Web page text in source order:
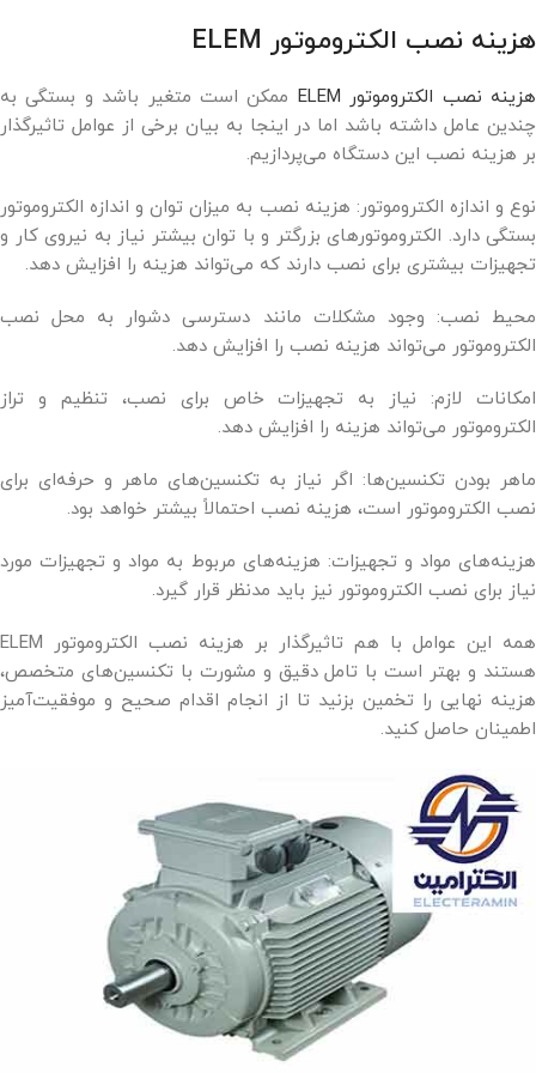
هزینه نصب الکتروموتور ELEM
هزینه نصب الکتروموتور ELEM
ممکن است متغیر باشد و بستگی به
چندین عامل داشته باشد اما در اینجا به بیان برخی از عوامل تاثیرگذار
بر هزینه نصب این دستگاه می‌پردازیم.
نوع و اندازه الکتروموتور: هزینه نصب به میزان توان و اندازه الکتروموتور
بستگی دارد. الکتروموتورهای بزرگتر و با توان بیشتر نیاز به نیروی کار و
تجهیزات بیشتری برای نصب دارند که می‌تواند هزینه را افزایش دهد.
محیط نصب: وجود مشکلات مانند دسترسی دشوار به محل نصب
الکتروموتور می‌تواند هزینه نصب را افزایش دهد.
امکانات لازم: نیاز به تجهیزات خاص برای نصب، تنظیم و تراز
الکتروموتور می‌تواند هزینه را افزایش دهد.
ماهر بودن تکنسین‌ها: اگر نیاز به تکنسین‌های ماهر و حرفه‌ای برای
نصب الکتروموتور است، هزینه نصب احتمالاً بیشتر خواهد بود.
هزینه‌های مواد و تجهیزات: هزینه‌های مربوط به مواد و تجهیزات مورد
نیاز برای نصب الکتروموتور نیز باید مدنظر قرار گیرد.
همه این عوامل با هم تاثیرگذار بر هزینه نصب الکتروموتور ELEM
هستند و بهتر است با تامل دقیق و مشورت با تکنسین‌های متخصص،
هزینه نهایی را تخمین بزنید تا از انجام اقدام صحیح و موفقیت‌آمیز
اطمینان حاصل کنید.